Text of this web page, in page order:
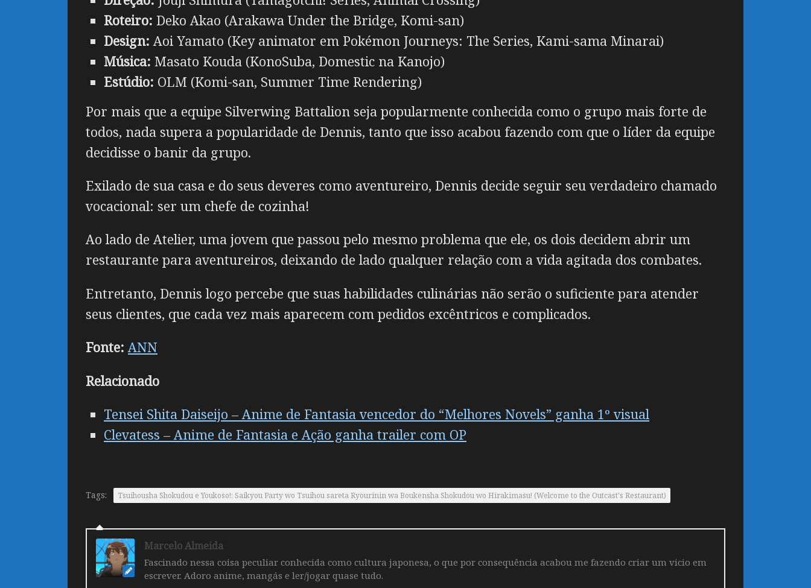
Roteiro: Deko Akao (Arakawa Under the Bridge, Komi-san)
Design: Aoi Yamato (Key animator em Pokémon Journeys: The Series, Kami-sama Minarai)
Música: Masato Kouda (KonoSuba, Domestic na Kanojo)
Estúdio: OLM (Komi-san, Summer Time Rendering)
Por mais que a equipe Silverwing Battalion seja popularmente conhecida como o grupo mais forte de
todos, nada supera a popularidade de Dennis, tanto que isso acabou fazendo com que o líder da equipe
decidisse o banir da grupo.
Exilado de sua casa e do seus deveres como aventureiro, Dennis decide seguir seu verdadeiro chamado
vocacional: ser um chefe de cozinha!
Ao lado de Atelier, uma jovem que passou pelo mesmo problema que ele, os dois decidem abrir um
restaurante para aventureiros, deixando de lado qualquer relação com a vida agitada dos combates.
Entretanto, Dennis logo percebe que suas habilidades culinárias não serão o suficiente para atender
seus clientes, que cada vez mais aparecem com pedidos excêntricos e complicados.
Fonte: ANN
Relacionado
Tensei Shita Daiseijo – Anime de Fantasia vencedor do “Melhores Novels” ganha 1º visual
Clevatess – Anime de Fantasia e Ação ganha trailer com OP
Tags: Tsuihousha Shokudou e Youkoso!: Saikyou Party wo Tsuihou sareta Ryourinin wa Boukensha Shokudou wo Hirakimasu! (Welcome to the Outcast's Restaurant)
Marcelo Almeida
Fascinado nessa coisa peculiar conhecida como cultura japonesa, o que por consequência acabou me fazendo criar um vicio em
escrever. Adoro anime, mangás e ler/jogar quase tudo.